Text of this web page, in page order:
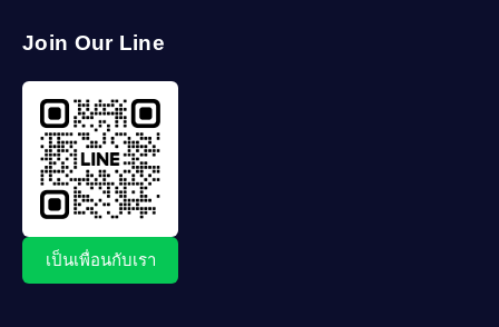
Join Our Line
เป็นเพื่อนกับเรา